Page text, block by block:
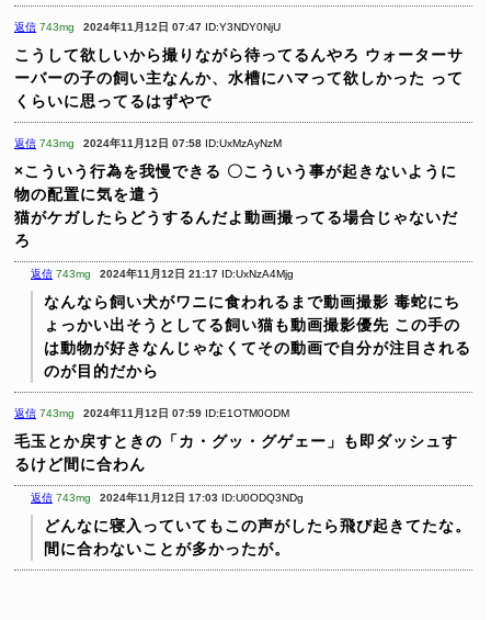
返信 743mg 2024年11月12日 07:47 ID:Y3NDY0NjU
こうして欲しいから撮りながら待ってるんやろ ウォーターサ
ーバーの子の飼い主なんか、水槽にハマって欲しかった って
くらいに思ってるはずやで
返信 743mg 2024年11月12日 07:58 ID:UxMzAyNzM
×こういう行為を我慢できる 〇こういう事が起きないように
物の配置に気を遣う
猫がケガしたらどうするんだよ動画撮ってる場合じゃないだ
ろ
返信 743mg 2024年11月12日 21:17 ID:UxNzA4Mjg
なんなら飼い犬がワニに食われるまで動画撮影 毒蛇にち
ょっかい出そうとしてる飼い猫も動画撮影優先 この手の
は動物が好きなんじゃなくてその動画で自分が注目される
のが目的だから
返信 743mg 2024年11月12日 07:59 ID:E1OTM0ODM
毛玉とか戻すときの「カ・グッ・グゲェー」も即ダッシュす
るけど間に合わん
返信 743mg 2024年11月12日 17:03 ID:U0ODQ3NDg
どんなに寝入っていてもこの声がしたら飛び起きてたな。
間に合わないことが多かったが。